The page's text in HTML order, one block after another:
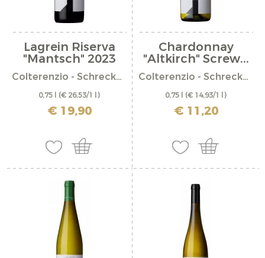
Lagrein Riserva
"Mantsch" 2023
Colterenzio - Schreckbichl
0,75 l (€ 26,53/1 l)
incl. IVA più costi di spedizione
€ 19,90
Chardonnay
"Altkirch" Screw...
Colterenzio - Schreckbichl
0,75 l (€ 14,93/1 l)
incl. IVA più costi di spedizione
€ 11,20